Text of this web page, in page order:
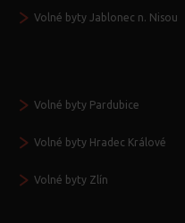
Volné byty Jablonec n. Nisou
Volné byty Pardubice
Volné byty Hradec Králové
Volné byty Zlín